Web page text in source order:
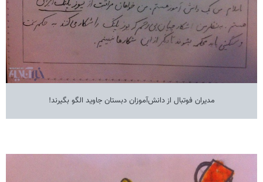
مدیران فوتبال از دانش‌آموزان دبستان جاوید الگو بگیرند!